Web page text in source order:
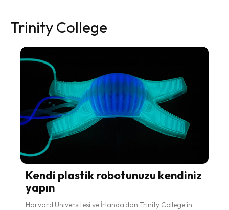
Trinity College
Kendi plastik robotunuzu kendiniz
yapın
Harvard Üniversitesi ve İrlanda'dan Trinity College'in